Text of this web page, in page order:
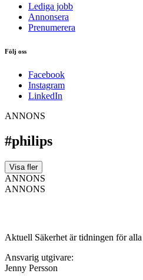
Lediga jobb
Annonsera
Prenumerera
Följ oss
Facebook
Instagram
LinkedIn
ANNONS
#philips
Visa fler
ANNONS
ANNONS
Aktuell Säkerhet är tidningen för
Ansvarig utgivare:
Jenny Persson